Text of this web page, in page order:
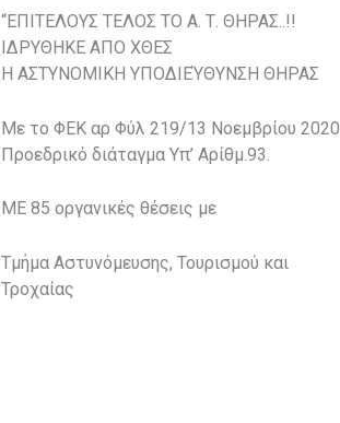
“ΕΠΙΤΕΛΟΥΣ ΤΕΛΟΣ ΤΟ Α. Τ. ΘΗΡΑΣ..!!
ΙΔΡΥΘΗΚΕ ΑΠΟ ΧΘΕΣ
Η ΑΣΤΥΝΟΜΙΚΗ ΥΠΟΔΙΕΎΘΥΝΣΗ ΘΗΡΑΣ
Με το ΦΕΚ αρ Φύλ 219/13 Νοεμβρίου 2020
Προεδρικό διάταγμα Υπ’ Αρίθμ.93.
ΜΕ 85 οργανικές θέσεις με
Τμήμα Αστυνόμευσης, Τουρισμού και
Τροχαίας